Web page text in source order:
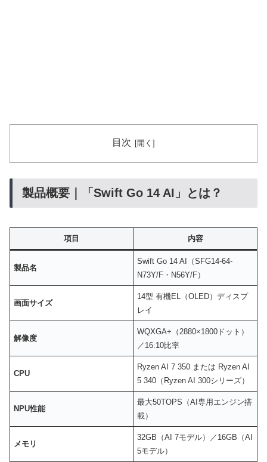
目次
製品概要｜「Swift Go 14 AI」とは？
項目 内容
製品名
Swift Go 14 AI（SFG14-64-
N73Y/F・N56Y/F）
画面サイズ
14型 有機EL（OLED）ディスプ
レイ
解像度
WQXGA+（2880×1800ドット）
／16:10比率
CPU
Ryzen AI 7 350 または Ryzen AI
5 340（Ryzen AI 300シリーズ）
NPU性能
最大50TOPS（AI専用エンジン搭
載）
メモリ
32GB（AI 7モデル）／16GB（AI
5モデル）